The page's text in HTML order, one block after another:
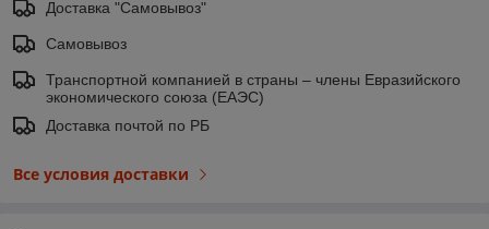
Доставка "Самовывоз"
Самовывоз
Транспортной компанией в страны – члены Евразийского
экономического союза (ЕАЭС)
Доставка почтой по РБ
Все условия доставки